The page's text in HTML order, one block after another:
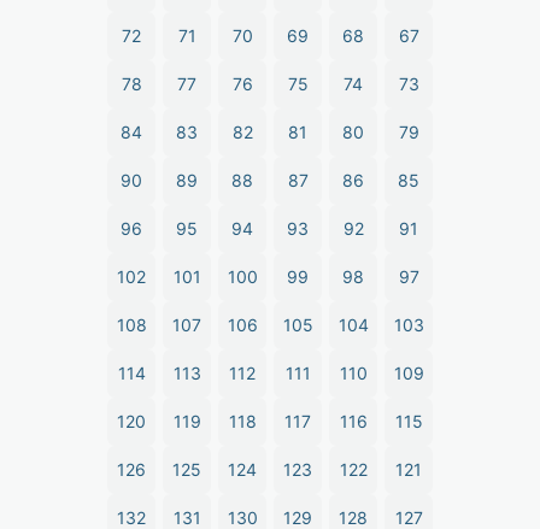
67
68
69
70
71
72
73
74
75
76
77
78
79
80
81
82
83
84
85
86
87
88
89
90
91
92
93
94
95
96
97
98
99
100
101
102
103
104
105
106
107
108
109
110
111
112
113
114
115
116
117
118
119
120
121
122
123
124
125
126
127
128
129
130
131
132